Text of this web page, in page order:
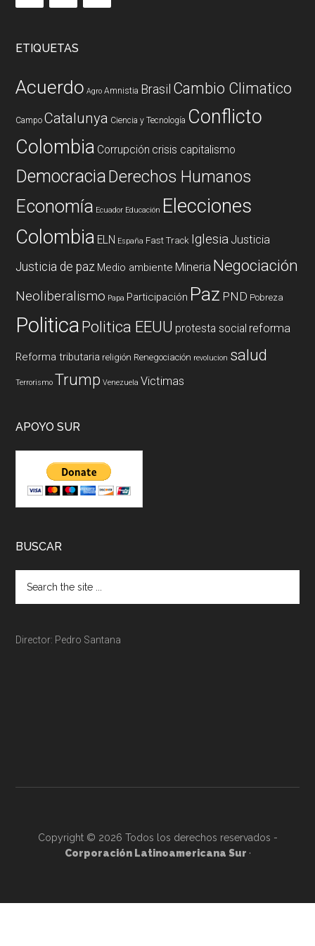
ETIQUETAS
Acuerdo Agro Amnistia Brasil Cambio Climatico
Campo Catalunya Ciencia y Tecnología Conflicto
Colombia Corrupción crisis capitalismo
DemocraciaDerechos Humanos
Economía Ecuador Educación Elecciones
Colombia ELN España Fast Track Iglesia Justicia
Justicia de paz Medio ambiente Mineria Negociación
Neoliberalismo Papa Participación Paz PND Pobreza
PoliticaPolitica EEUU protesta social reforma
Reforma tributaria religión Renegociación revolucion salud
Terrorismo Trump Venezuela Victimas
APOYO SUR
BUSCAR
Director: Pedro Santana
Copyright © 2026 Todos los derechos reservados -
Corporación Latinoamericana Sur ·